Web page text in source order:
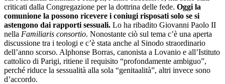
criticati dalla Congregazione per la dottrina delle fede. Oggi la
comunione la possono ricevere i coniugi risposati solo se si
astengono dai rapporti sessuali. Lo ha ribadito Giovanni Paolo II
nella Familiaris consortio. Nonostante ciò sul tema c’è una aperta
discussione tra i teologi e c’è stata anche al Sinodo straordinario
dell’anno scorso. Alphonse Borras, canonista a Lovanio e all’Istituto
cattolico di Parigi, ritiene il requisito “profondamente ambiguo”,
perché riduce la sessualità alla sola “genitaalità”, altri invece sono
d’accordo.